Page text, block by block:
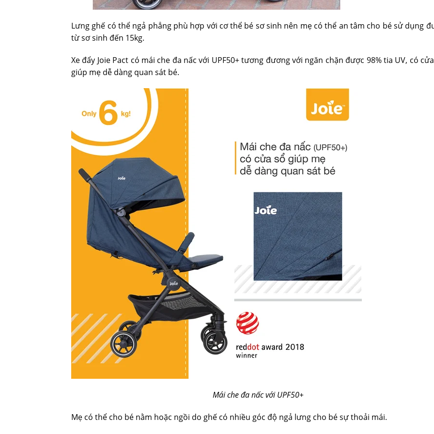
Lưng ghế có thể ngả phẳng phù hợp với cơ thể bé sơ sinh nên mẹ có thể an tâm cho bé sử dụng
từ sơ sinh đến 15kg.
Xe đẩy Joie Pact có mái che đa nấc với UPF50+ tương đương với ngăn chặn được 98% tia UV, có
giúp mẹ dễ dàng quan sát bé.
Mái che đa nấc với UPF50+
Mẹ có thể cho bé nằm hoặc ngồi do ghế có nhiều góc độ ngả lưng cho bé sự thoải mái.